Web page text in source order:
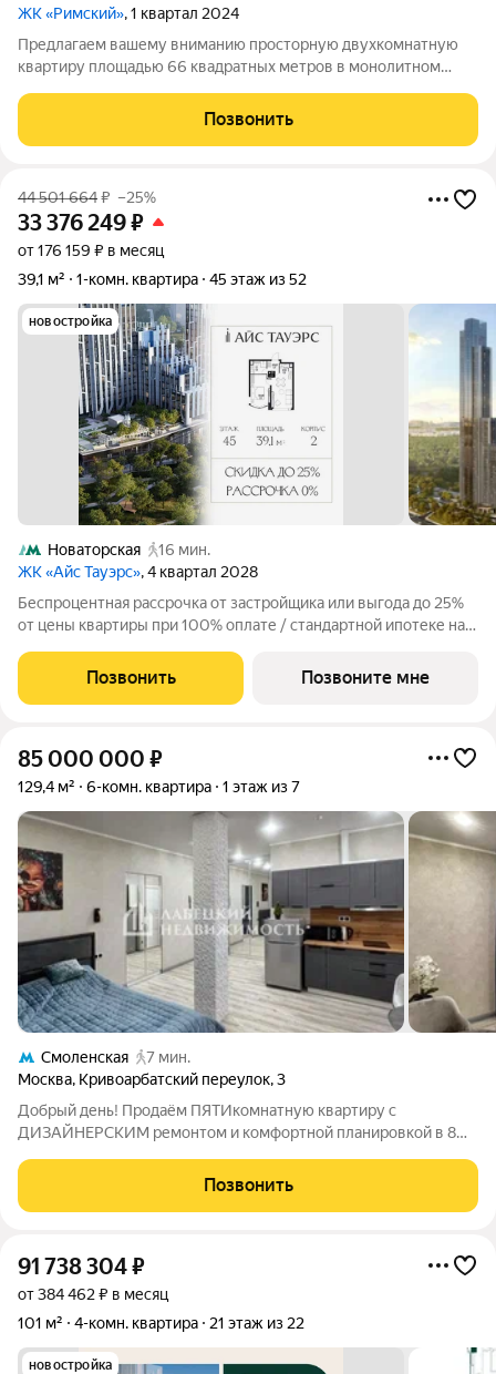
ЖК «Римский», 1 квартал 2024
Предлагаем вашему вниманию просторную двухкомнатную
квартиру площадью 66 квадратных метров в монолитном
километрах от МКАД, эта квартира идеально подходит для тех,
кто ценит комфорт и удобство
Позвонить
44 501 664₽ –25%
33 376 249₽
от 176 159 ₽ в месяц
39,1 м²
1-комн. квартира 45 этаж из 52
новостройка
Новаторская
16 мин.
ЖК «Айс Тауэрс», 4 квартал 2028
Беспроцентная рассрочка от застройщика или выгода до 25%
от цены квартиры при 100% оплате / стандартной ипотеке на
на 45 этаже, 39.1 кв.м, в премиальном жилом комплексе «Айс
Тауэрс» (ЗАО
Позвонить Позвоните мне
85 000 000 ₽
129,4 м² 6-комн. квартира 1 этаж из 7
Смоленская
7 мин.
Москва, Кривоарбатский переулок,3
Добрый день! Продаём ПЯТИкомнатную квартиру с
ДИЗАЙНЕРСКИМ ремонтом и комфортной планировкой в 8
Арбатская и 17 минутах пешком до м. Александровский сад и
Кремля! Готовый арендный бизнес (есть
Позвонить
91 738 304₽
от 384 462 ₽ в месяц
101 м²
4-комн. квартира 21 этаж из 22
новостройка